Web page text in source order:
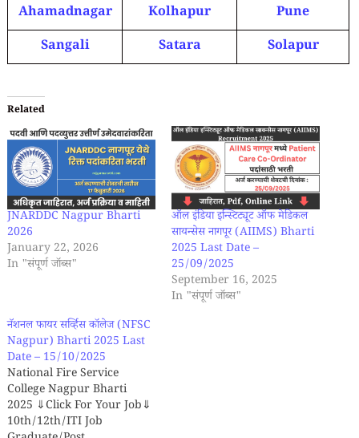
Ahamadnagar
Kolhapur
Pune
Sangali
Satara Solapur
Related
JNARDDC Nagpur Bharti
2026
January 22, 2026
In "संपूर्ण जॉब्स"
ऑल इंडिया इन्स्टिट्यूट ऑफ मेडिकल
सायन्सेस नागपूर (AIIMS) Bharti
2025 Last Date –
25/09/2025
September 16, 2025
In "संपूर्ण जॉब्स"
नॅशनल फायर सर्व्हिस कॉलेज (NFSC
Nagpur) Bharti 2025 Last
Date – 15/10/2025
National Fire Service
College Nagpur Bharti
2025 ⇓Click For Your Job⇓
10th/12th/ITI Job